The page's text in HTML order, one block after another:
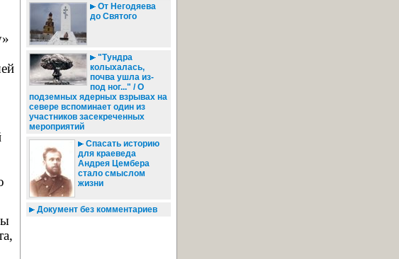
От Негодяева
до Святого
"Тундра
колыхалась,
почва ушла из-
под ног..." / О
подземных ядерных взрывах на
севере вспоминает один из
участников засекреченных
мероприятий
Спасать историю
для краеведа
Андрея Цембера
стало смыслом
жизни
Документ без комментариев